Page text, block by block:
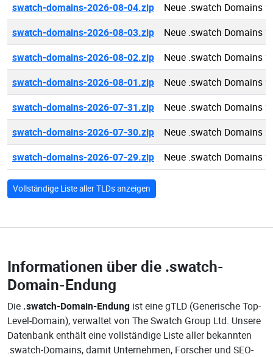
swatch-domains-2026-08-04.zip
Neue .swatch Domains
swatch-domains-2026-08-03.zip
Neue .swatch Domains
swatch-domains-2026-08-02.zip
Neue .swatch Domains
swatch-domains-2026-08-01.zip
Neue .swatch Domains
swatch-domains-2026-07-31.zip
Neue .swatch Domains
swatch-domains-2026-07-30.zip
Neue .swatch Domains
swatch-domains-2026-07-29.zip
Neue .swatch Domains
Vollständige Liste aller TLDs anzeigen
Informationen über die .swatch-
Domain-Endung
Die .swatch-Domain-Endung ist eine gTLD (Generische Top-
Level-Domain), verwaltet von The Swatch Group Ltd. Unsere
Datenbank enthält eine vollständige Liste aller bekannten
.swatch-Domains, damit Unternehmen, Forscher und SEO-